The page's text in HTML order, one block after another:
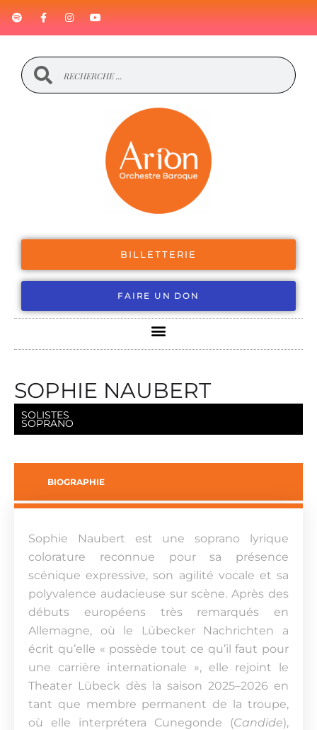
BILLETTERIE
FAIRE UN DON
SOPHIE NAUBERT
SOLISTES
SOPRANO
BIOGRAPHIE
Sophie Naubert est une soprano lyrique
colorature reconnue pour sa présence
scénique expressive, son agilité vocale et sa
polyvalence audacieuse sur scène. Après des
débuts européens très remarqués en
Allemagne, où le Lübecker Nachrichten a
écrit qu’elle « possède tout ce qu’il faut pour
une carrière internationale », elle rejoint le
Theater Lübeck dès la saison 2025–2026 en
tant que membre permanent de la troupe,
où elle interprétera Cunegonde (Candide),